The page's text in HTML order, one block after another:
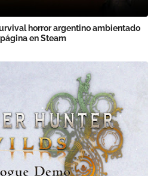
horror argentino ambientado
en Steam